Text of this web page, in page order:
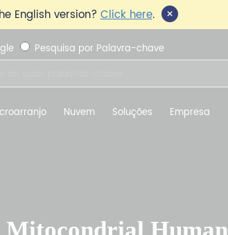
English version?Click here. ×
Pesquisa por Palavra-chave
Nuvem Soluções Empresa